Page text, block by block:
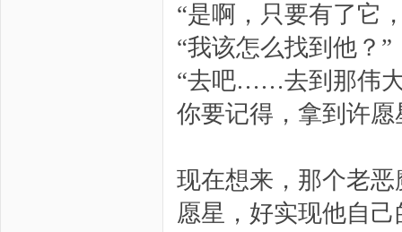
“是啊，只要有了它
“我该怎么找到他？”
“去吧……去到那伟
你要记得，拿到许
现在想来，那个老
愿星，好实现他自